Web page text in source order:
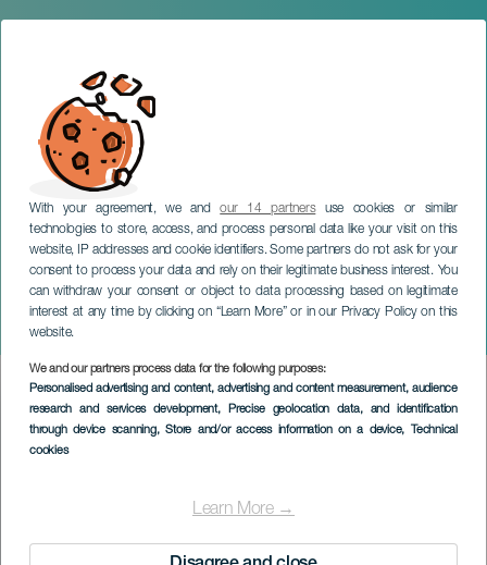
With your agreement, we andour 14 partnersuse cookies or similar
technologies to store, access, and process personal data like your visit on this
website, IP addresses and cookie identifiers. Some partners do not ask for your
consent to process your data and rely on their legitimate business interest. You
can withdraw your consent or object to data processing based on legitimate
interest at any time by clicking on “Learn More” or in our Privacy Policy on this
website.
We and our partners process data for the following purposes:
Personalised advertising and content, advertising and content measurement, audience
research and services development, Precise geolocation data, and identification
through device scanning, Store and/or access information on a device, Technical
cookies
Learn More →
Miguel Poveda en concert
GRAN CANARIA
Imagen
Listado